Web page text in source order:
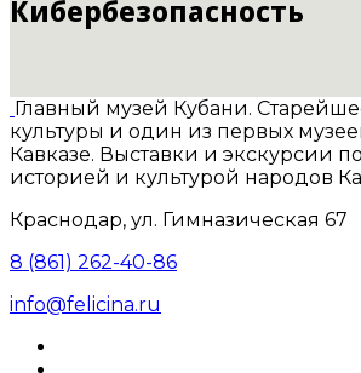
Кибербезопасность
Главный музей Кубани.
культуры и один из первых
Кавказе. Выставки и экскурсии
историей и культурой народов
Краснодар, ул. Гимназическая 67
8 (861) 262-40-86
info@felicina.ru